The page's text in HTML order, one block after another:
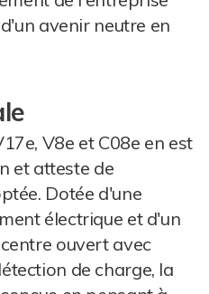
avenir neutre en
V8e et C08e en est
et atteste de
Dotée d'une
électrique et d'un
ouvert avec
de charge, la